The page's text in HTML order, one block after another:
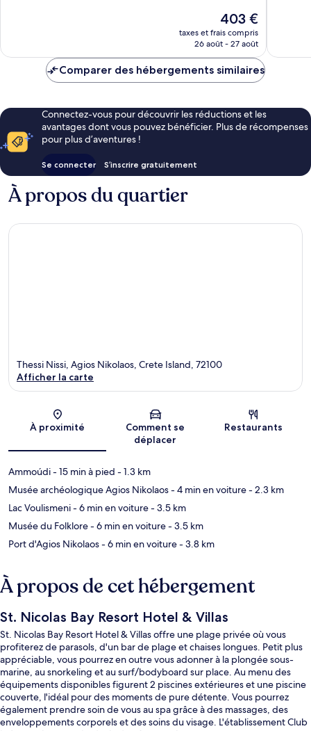
Le
nouveau
prix
de
403 €
taxes et frais compris
26 août - 27 août
Comparer des hébergements similaires
Connectez-vous pour découvrir les réductions et les
avantages dont vous pouvez bénéficier. Plus de récompenses
pour plus d’aventures !
Se connecter S’inscrire gratuitement
À propos du quartier
Carte
Thessi Nissi, Agios Nikolaos, Crete Island, 72100
Afficher la carte
À proximité
Comment se
déplacer
Restaurants
Ammoúdi- 15 min à pied - 1.3 km
Musée archéologique Agios Nikolaos- 4 min en voiture- 2.3 km
Lac Voulismeni- 6 min en voiture- 3.5 km
Musée du Folklore- 6 min en voiture- 3.5 km
Port d'Agios Nikolaos- 6 min en voiture- 3.8 km
À propos de cet hébergement
St. Nicolas Bay Resort Hotel & Villas
St. Nicolas Bay Resort Hotel & Villas offre une plage privée où vous
profiterez de parasols, d'un bar de plage et chaises longues. Petit plus
appréciable, vous pourrez en outre vous adonner à la plongée sous-
marine, au snorkeling et au surf/bodyboard sur place. Au menu des
équipements disponibles figurent 2 piscines extérieures et une piscine
couverte, l'idéal pour des moments de pure détente. Vous pourrez
également prendre soin de vous au spa grâce à des massages, des
enveloppements corporels et des soins du visage. L'établissement Club